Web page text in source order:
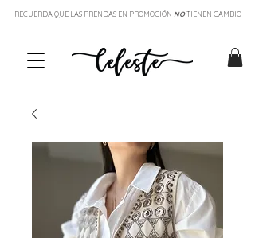
RECUERDA QUE LAS PRENDAS EN PROMOCIÓN NOTIENEN CAMBIO